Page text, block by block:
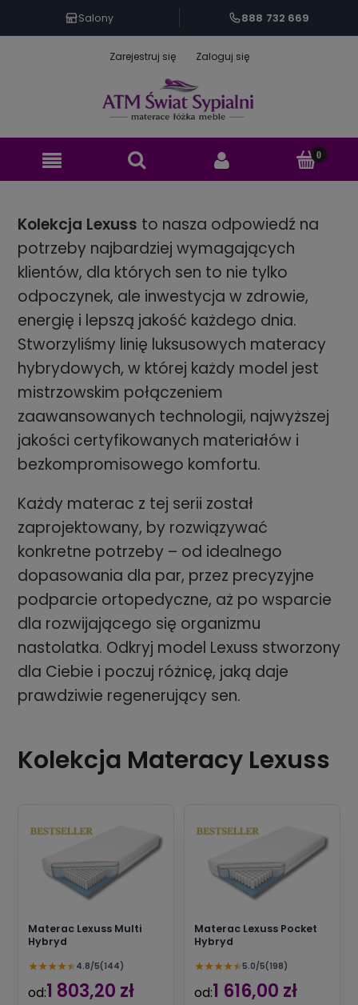
Salony 888 732 669
Zarejestruj się Zaloguj się
Kolekcja Lexuss to nasza odpowiedź na
potrzeby najbardziej wymagających
klientów, dla których sen to nie tylko
odpoczynek, ale inwestycja w zdrowie,
energię i lepszą jakość każdego dnia.
Stworzyliśmy linię luksusowych materacy
hybrydowych, w której każdy model jest
mistrzowskim połączeniem
zaawansowanych technologii, najwyższej
jakości certyfikowanych materiałów i
bezkompromisowego komfortu.
Każdy materac z tej serii został
zaprojektowany, by rozwiązywać
konkretne potrzeby – od idealnego
dopasowania dla par, przez precyzyjne
podparcie ortopedyczne, aż po wsparcie
dla rozwijającego się organizmu
nastolatka. Odkryj model Lexuss stworzony
dla Ciebie i poczuj różnicę, jaką daje
prawdziwie regenerujący sen.
Kolekcja Materacy Lexuss
Materac Lexuss Multi
Hybryd
★★★★★ 4.8/5(144)
od:1 803,20 zł
Materac Lexuss Pocket
Hybryd
★★★★★5.0/5(198)
od:1 616,00 zł